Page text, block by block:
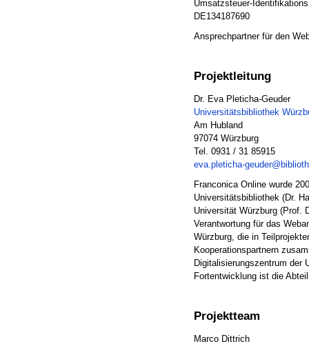
Umsatzsteuer-
DE134187690
Ansprechpartner für den
Projektleitung
Dr. Eva Pleticha-Geuder
Universitätsbibliothek
Am Hubland
97074 Würzburg
Tel. 0931 / 31 85915
eva.pleticha-
Franconica Online wurde
Universitätsbibliothek (Dr.
Universität Würzburg (Prof.
Verantwortung für das
Würzburg, die in
Kooperationspartnern
Digitalisierungszentrum der
Fortentwicklung ist die
Projektteam
Marco Dittrich